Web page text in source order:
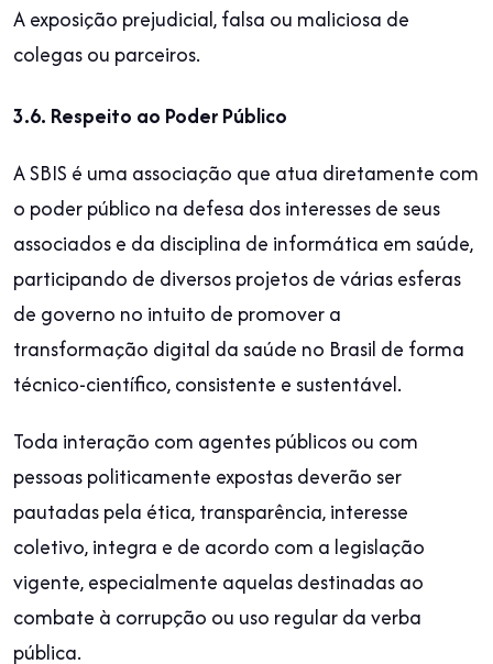
A exposição prejudicial, falsa ou maliciosa de
colegas ou parceiros.
3.6. Respeito ao Poder Público
A SBIS é uma associação que atua diretamente com
o poder público na defesa dos interesses de seus
associados e da disciplina de informática em saúde,
participando de diversos projetos de várias esferas
de governo no intuito de promover a
transformação digital da saúde no Brasil de forma
técnico-científico, consistente e sustentável.
Toda interação com agentes públicos ou com
pessoas politicamente expostas deverão ser
pautadas pela ética, transparência, interesse
coletivo, integra e de acordo com a legislação
vigente, especialmente aquelas destinadas ao
combate à corrupção ou uso regular da verba
pública.